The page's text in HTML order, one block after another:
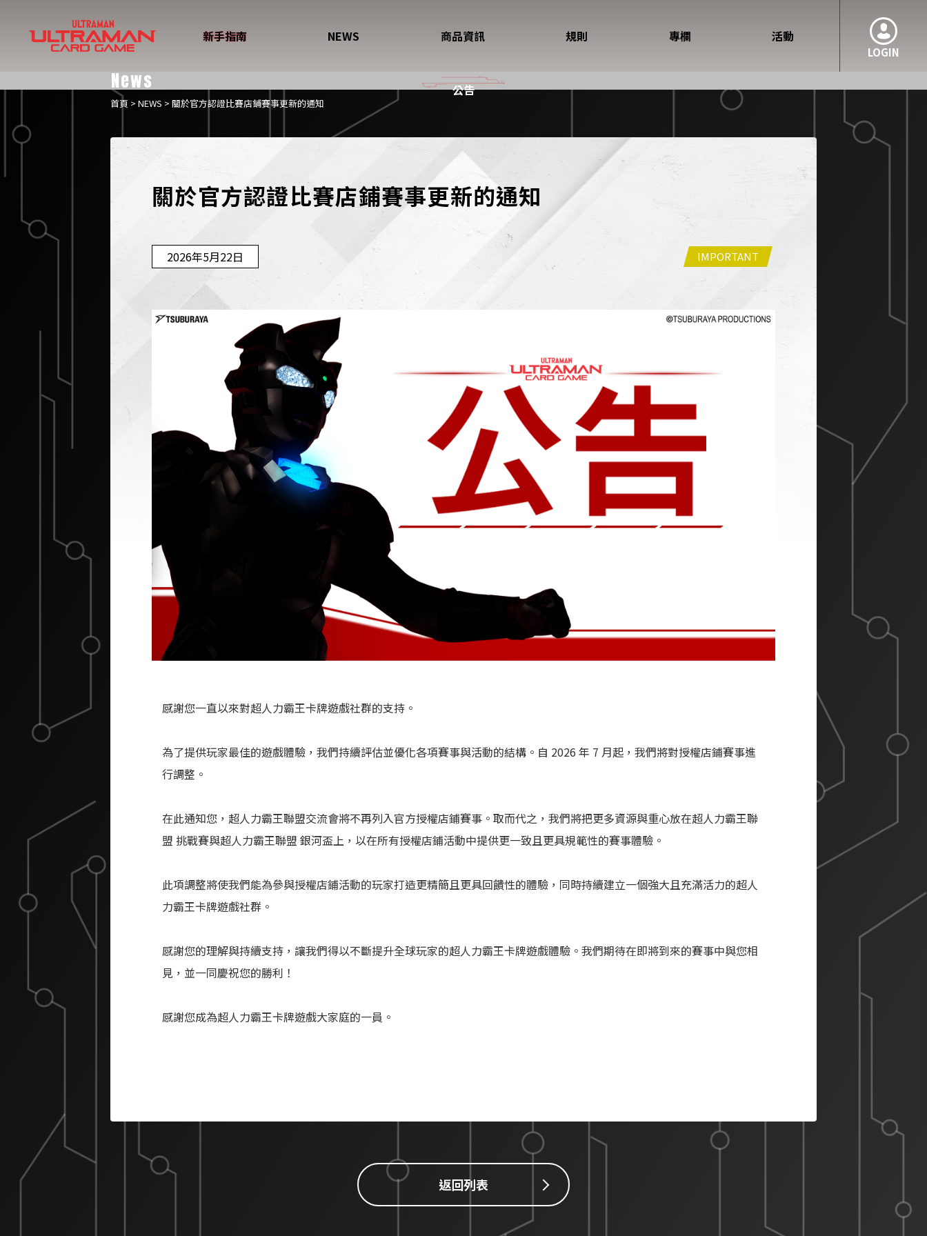
LOGIN
新手指南 NEWS 商品資訊 規則 專欄 活動
News 公告
首頁 > NEWS > 關於官方認證比賽店鋪賽事更新的通知
關於官方認證比賽店鋪賽事更新的通知
2026年5月22日 IMPORTANT
感謝您一直以來對超人力霸王卡牌遊戲社群的支持。
為了提供玩家最佳的遊戲體驗，我們持續評估並優化各項賽事與活動的結構。自 2026 年 7 月起，我們將對授權店鋪賽事進
行調整。
在此通知您，超人力霸王聯盟交流會將不再列入官方授權店鋪賽事。取而代之，我們將把更多資源與重心放在超人力霸王聯
盟 挑戰賽與超人力霸王聯盟 銀河盃上，以在所有授權店鋪活動中提供更一致且更具規範性的賽事體驗。
此項調整將使我們能為參與授權店鋪活動的玩家打造更精簡且更具回饋性的體驗，同時持續建立一個強大且充滿活力的超人
力霸王卡牌遊戲社群。
感謝您的理解與持續支持，讓我們得以不斷提升全球玩家的超人力霸王卡牌遊戲體驗。我們期待在即將到來的賽事中與您相
見，並一同慶祝您的勝利！
感謝您成為超人力霸王卡牌遊戲大家庭的一員。
返回列表